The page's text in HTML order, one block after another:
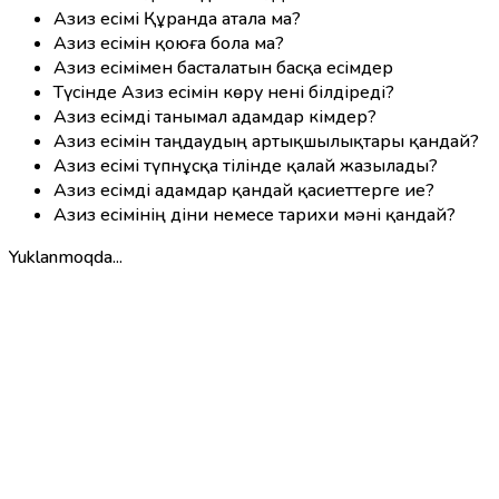
Азиз есімі Құранда атала ма?
Азиз есімін қоюға бола ма?
Азиз есімімен басталатын басқа есімдер
Түсінде Азиз есімін көру нені білдіреді?
Азиз есімді танымал адамдар кімдер?
Азиз есімін таңдаудың артықшылықтары қандай?
Азиз есімі түпнұсқа тілінде қалай жазылады?
Азиз есімді адамдар қандай қасиеттерге ие?
Азиз есімінің діни немесе тарихи мәні қандай?
Yuklanmoqda...